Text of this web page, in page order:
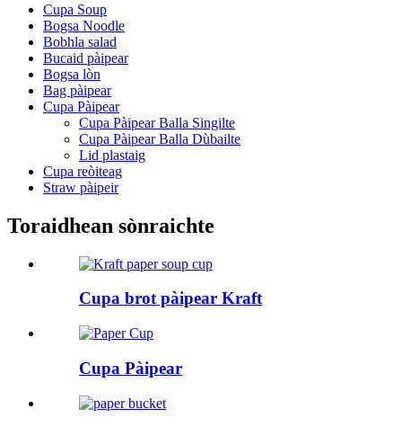
Cupa Soup
Bogsa Noodle
Bobhla salad
Bucaid pàipear
Bogsa lòn
Bag pàipear
Cupa Pàipear
Cupa Pàipear Balla Singilte
Cupa Pàipear Balla Dùbailte
Lid plastaig
Cupa reòiteag
Straw pàipeir
Toraidhean sònraichte
Cupa brot pàipear Kraft
Cupa Pàipear